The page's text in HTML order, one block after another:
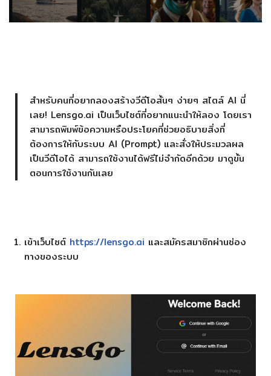
สำหรับคนที่อยากลองสร้างวีดีโอสั้นๆ ง่ายๆ สไตล์ AI นี่
เลย! Lensgo.ai เป็นเว็บไซต์ที่อยากแนะนำให้ลอง โดยเรา
สามารถพิมพ์ข้อความหรือประโยคที่ช่วยอธิบายสิ่งที่
ต้องการให้กับระบบ AI (Prompt) และสั่งให้ประมวลผล
เป็นวีดีโอได้ สามารถใช้งานได้ฟรีไม่จำกัดอีกด้วย มาดูขั้น
ตอนการใช้งานกันเลย
เข้าเว็บไซต์ https://lensgo.ai และสมัครสมาชิกผ่านช่อง
ทางของระบบ